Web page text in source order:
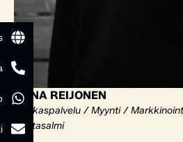
ELINA REIJONEN
Asiakaspalvelu / Myynti /
Rantasalmi